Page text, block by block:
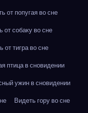
от попугая во сне
от собаку во сне
от тигра во сне
птица в сновидении
ужин в сновидении
Видеть гору во сне